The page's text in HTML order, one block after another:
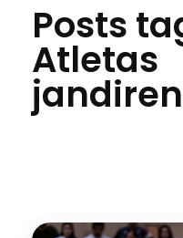
Posts
Atletas